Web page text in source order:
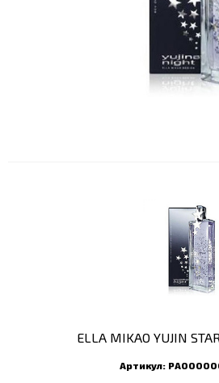
ELLA MIKAO YUJIN
Артикул: